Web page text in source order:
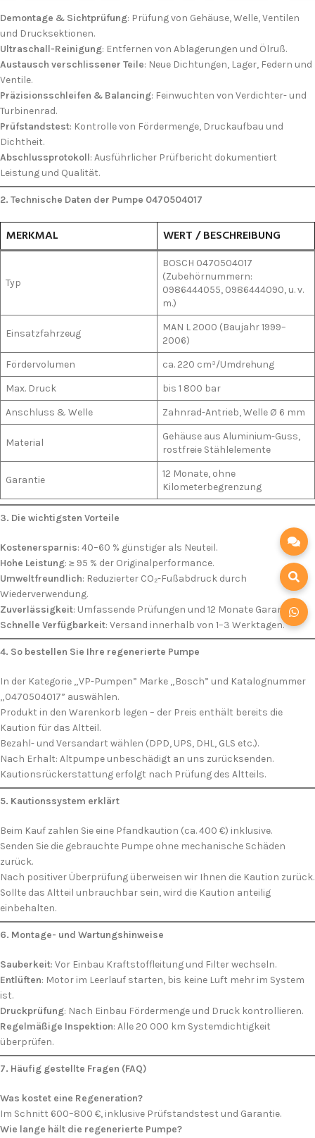
Demontage & Sichtprüfung: Prüfung von Gehäuse, Welle, Ventilen
und Drucksektionen.
Ultraschall-Reinigung: Entfernen von Ablagerungen und Ölruß.
Austausch verschlissener Teile: Neue Dichtungen, Lager, Federn und
Ventile.
Präzisionsschleifen & Balancing: Feinwuchten von Verdichter- und
Turbinenrad.
Prüfstandstest: Kontrolle von Fördermenge, Druckaufbau und
Dichtheit.
Abschlussprotokoll: Ausführlicher Prüfbericht dokumentiert
Leistung und Qualität.
2. Technische Daten der Pumpe 0470504017
MERKMAL WERT / BESCHREIBUNG
Typ
BOSCH 0470504017
(Zubehörnummern:
0986444055, 0986444090, u. v.
m.)
Einsatzfahrzeug
MAN L 2000 (Baujahr 1999–
2006)
Fördervolumen
ca. 220 cm³/Umdrehung
Max. Druck
bis 1 800 bar
Anschluss & Welle
Zahnrad-Antrieb, Welle Ø 6 mm
Material
Gehäuse aus Aluminium-Guss,
rostfreie Stählelemente
Garantie
12 Monate, ohne
Kilometerbegrenzung
3. Die wichtigsten Vorteile
Kostenersparnis: 40–60 % günstiger als Neuteil.
Hohe Leistung: ≥ 95 % der Originalperformance.
Umweltfreundlich: Reduzierter CO₂-Fußabdruck durch
Wiederverwendung.
Zuverlässigkeit: Umfassende Prüfungen und 12 Monate Garantie.
Schnelle Verfügbarkeit: Versand innerhalb von 1–3 Werktagen.
4. So bestellen Sie Ihre regenerierte Pumpe
In der Kategorie „VP-Pumpen” Marke „Bosch” und Katalognummer
„0470504017” auswählen.
Produkt in den Warenkorb legen – der Preis enthält bereits die
Kaution für das Altteil.
Bezahl- und Versandart wählen (DPD, UPS, DHL, GLS etc.).
Nach Erhalt: Altpumpe unbeschädigt an uns zurücksenden.
Kautionsrückerstattung erfolgt nach Prüfung des Altteils.
5. Kautionssystem erklärt
Beim Kauf zahlen Sie eine Pfandkaution (ca. 400 €) inklusive.
Senden Sie die gebrauchte Pumpe ohne mechanische Schäden
zurück.
Nach positiver Überprüfung überweisen wir Ihnen die Kaution zurück.
Sollte das Altteil unbrauchbar sein, wird die Kaution anteilig
einbehalten.
6. Montage- und Wartungs­hinweise
Sauberkeit: Vor Einbau Kraftstoffleitung und Filter wechseln.
Entlüften: Motor im Leerlauf starten, bis keine Luft mehr im System
ist.
Druckprüfung: Nach Einbau Fördermenge und Druck kontrollieren.
Regelmäßige Inspektion: Alle 20 000 km Systemdichtigkeit
überprüfen.
7. Häufig gestellte Fragen (FAQ)
Was kostet eine Regeneration?
Im Schnitt 600–800 €, inklusive Prüfstandstest und Garantie.
Wie lange hält die regenerierte Pumpe?
Ich stimme der DSGVO zu